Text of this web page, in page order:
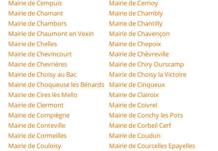
Mairie de Cempuis
Mairie de Cernoy
Mairie de Chamant
Mairie de Chambly
Mairie de Chambors
Mairie de Chantilly
Mairie de Chaumont en Vexin
Mairie de Chavençon
Mairie de Chelles
Mairie de Chepoix
Mairie de Chevincourt
Mairie de Chèvreville
Mairie de Chevrières
Mairie de Chiry Ourscamp
Mairie de Choisy au Bac
Mairie de Choisy la Victoire
Mairie de Choqueuse les Bénards
Mairie de Cinqueux
Mairie de Cires lès Mello
Mairie de Clairoix
Mairie de Clermont
Mairie de Coivrel
Mairie de Compiègne
Mairie de Conchy les Pots
Mairie de Conteville
Mairie de Corbeil Cerf
Mairie de Cormeilles
Mairie de Coudun
Mairie de Couloisy
Mairie de Courcelles Epayelles